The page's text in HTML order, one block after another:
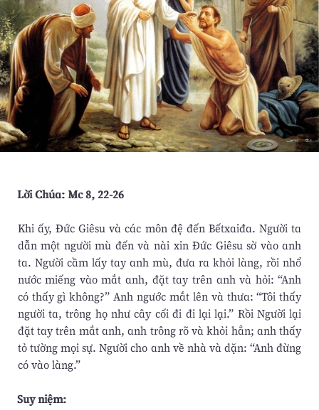
Lời Chúa: Mc 8, 22-26
Khi ấy, Ðức Giêsu và các môn đệ đến Bếtxaiđa. Người ta
dẫn một người mù đến và nài xin Ðức Giêsu sờ vào anh
ta. Người cầm lấy tay anh mù, đưa ra khỏi làng, rồi nhổ
nước miếng vào mắt anh, đặt tay trên anh và hỏi: “Anh
có thấy gì không?” Anh ngước mắt lên và thưa: “Tôi thấy
người ta, trông họ như cây cối đi đi lại lại.” Rồi Người lại
đặt tay trên mắt anh, anh trông rõ và khỏi hẳn; anh thấy
tỏ tường mọi sự. Người cho anh về nhà và dặn: “Anh đừng
có vào làng.”
Suy niệm: